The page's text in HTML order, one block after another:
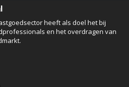
heeft als doel het bij
en het overdragen van